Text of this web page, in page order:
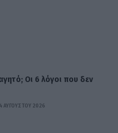
Οι 6 λόγοι που δεν
4 ΑΥΓΟΎΣΤΟΥ 2026